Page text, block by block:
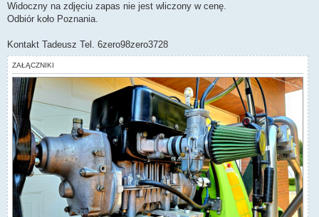
Widoczny na zdjęciu zapas nie jest wliczony w cenę.
Odbiór koło Poznania.
Kontakt Tadeusz Tel. 6zero98zero3728
ZAŁĄCZNIKI